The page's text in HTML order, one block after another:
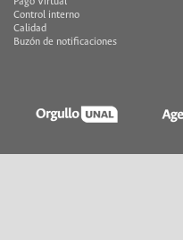
Pago Virtual
Control interno
Calidad
Buzón de notificaciones